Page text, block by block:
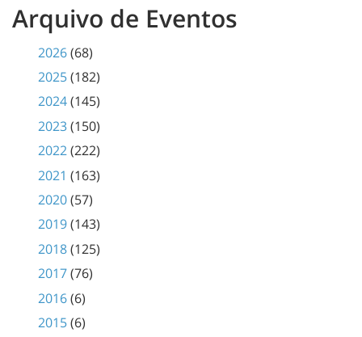
Arquivo de Eventos
2026(68)
2025(182)
2024(145)
2023(150)
2022(222)
2021 (163)
2020(57)
2019(143)
2018(125)
2017(76)
2016(6)
2015(6)